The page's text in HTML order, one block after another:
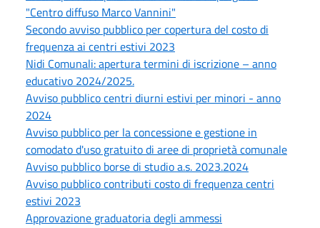
"Centro diffuso Marco Vannini"
Secondo avviso pubblico per copertura del costo di
frequenza ai centri estivi 2023
Nidi Comunali: apertura termini di iscrizione – anno
educativo 2024/2025.
Avviso pubblico centri diurni estivi per minori - anno
2024
Avviso pubblico per la concessione e gestione in
comodato d'uso gratuito di aree di proprietà comunale
Avviso pubblico borse di studio a.s. 2023.2024
Avviso pubblico contributi costo di frequenza centri
estivi 2023
Approvazione graduatoria degli ammessi